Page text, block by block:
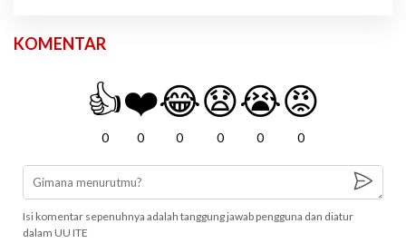
KOMENTAR
👍
0
❤️
0
😂
0
😧
0
😭
0
😡
0
Isi komentar sepenuhnya adalah tanggung jawab pengguna dan diatur
dalam UU ITE